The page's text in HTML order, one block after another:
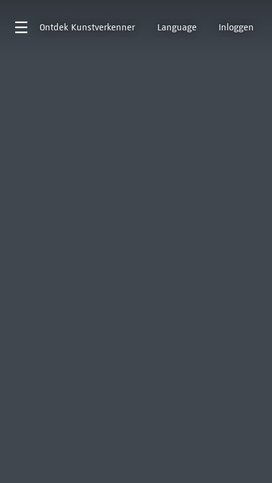
Ontdek Kunstverkenner Language Inloggen